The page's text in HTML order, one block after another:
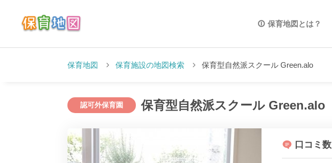
保育地図とは？
保育地図 保育施設の地図検索 保育型自然派スクール Green.alo
認可外保育園 保育型自然派スクール Green.alo
口コミ数